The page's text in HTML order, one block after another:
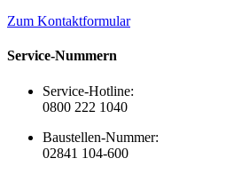
Zum Kontaktformular
Service-Nummern
Service-Hotline:
0800 222 1040
Baustellen-Nummer:
02841 104-600